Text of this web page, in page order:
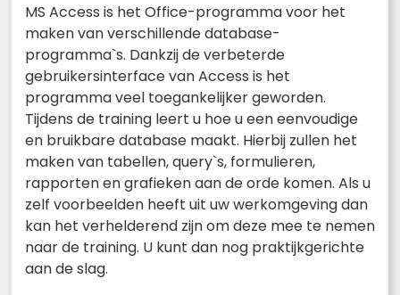
MS Access is het Office-programma voor het
maken van verschillende database-
programma`s. Dankzij de verbeterde
gebruikersinterface van Access is het
programma veel toegankelijker geworden.
Tijdens de training leert u hoe u een eenvoudige
en bruikbare database maakt. Hierbij zullen het
maken van tabellen, query`s, formulieren,
rapporten en grafieken aan de orde komen. Als u
zelf voorbeelden heeft uit uw werkomgeving dan
kan het verhelderend zijn om deze mee te nemen
naar de training. U kunt dan nog praktijkgerichte
aan de slag.